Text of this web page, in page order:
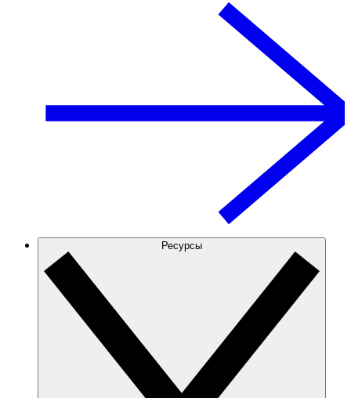
Ресурсы